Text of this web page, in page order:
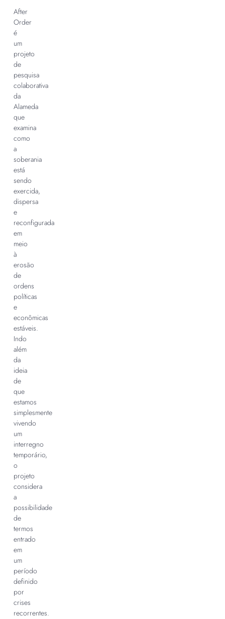
After
Order
é
um
projeto
de
pesquisa
colaborativa
da
Alameda
que
examina
como
a
soberania
está
sendo
exercida,
dispersa
e
reconfigurada
em
meio
à
erosão
de
ordens
políticas
e
econômicas
estáveis.
Indo
além
da
ideia
de
que
estamos
simplesmente
vivendo
um
interregno
temporário,
o
projeto
considera
a
possibilidade
de
termos
entrado
em
um
período
definido
por
crises
recorrentes.